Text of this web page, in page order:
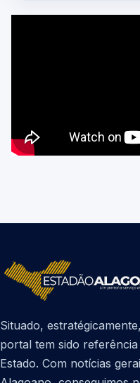
Situado,
portal tem sido
Estado. Com notícias